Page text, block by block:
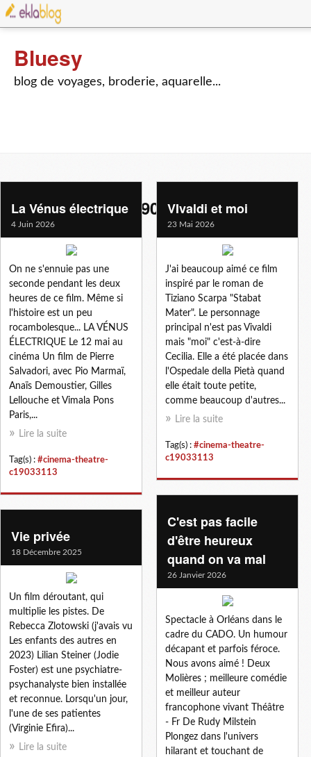
Bluesy
blog de voyages, broderie, aquarelle...
cinema-theatre-c19033113
La Vénus électrique
4 Juin 2026
On ne s'ennuie pas une
seconde pendant les deux
heures de ce film. Même si
l'histoire est un peu
rocambolesque... LA VÉNUS
ÉLECTRIQUE Le 12 mai au
cinéma Un film de Pierre
Salvadori, avec Pio Marmaï,
Anaïs Demoustier, Gilles
Lellouche et Vimala Pons
Paris,...
Lire la suite
Tag(s) : #cinema-theatre-
c19033113
VIvaldi et moi
23 Mai 2026
J'ai beaucoup aimé ce film
inspiré par le roman de
Tiziano Scarpa "Stabat
Mater". Le personnage
principal n'est pas Vivaldi
mais "moi" c'est-à-dire
Cecilia. Elle a été placée dans
l'Ospedale della Pietà quand
elle était toute petite,
comme beaucoup d'autres...
Lire la suite
Tag(s) : #cinema-theatre-
c19033113
C'est pas facile
d'être heureux
quand on va mal
26 Janvier 2026
Spectacle à Orléans dans le
cadre du CADO. Un humour
décapant et parfois féroce.
Nous avons aimé ! Deux
Molières ; meilleure comédie
et meilleur auteur
francophone vivant Théâtre
- Fr De Rudy Milstein
Plongez dans l'univers
hilarant et touchant de
Vie privée
18 Décembre 2025
Un film déroutant, qui
multiplie les pistes. De
Rebecca Zlotowski (j'avais vu
Les enfants des autres en
2023) Lilian Steiner (Jodie
Foster) est une psychiatre-
psychanalyste bien installée
et reconnue. Lorsqu'un jour,
l'une de ses patientes
(Virginie Efira)...
Lire la suite